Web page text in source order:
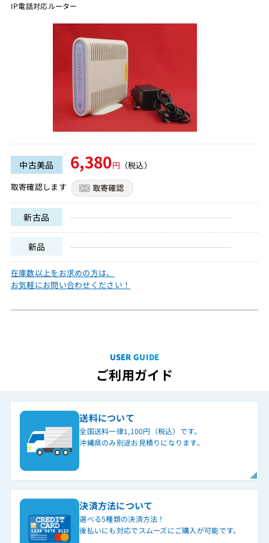
IP電話対応ルーター
中古美品 6,380円 （税込）
取寄確認します
新古品
新品
在庫数以上をお求めの方は、
お気軽にお問い合わせください！
USER GUIDE
ご利用ガイド
送料について
全国送料一律1,100円（税込）です。
沖縄県のみ別途お見積りになります。
決済方法について
選べる5種類の決済方法！
後払いにも対応でスムーズにご購入が可能です。